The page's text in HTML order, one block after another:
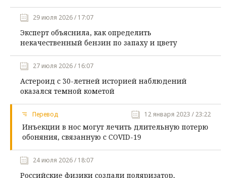
29 июля 2026 / 17:07
Эксперт объяснила, как определить
некачественный бензин по запаху и цвету
27 июля 2026 / 16:07
Астероид с 30-летней историей наблюдений
оказался темной кометой
Перевод 12 января 2023 / 23:22
Инъекции в нос могут лечить длительную потерю
обоняния, связанную с COVID-19
24 июля 2026 / 18:07
Российские физики создали поляризатор,